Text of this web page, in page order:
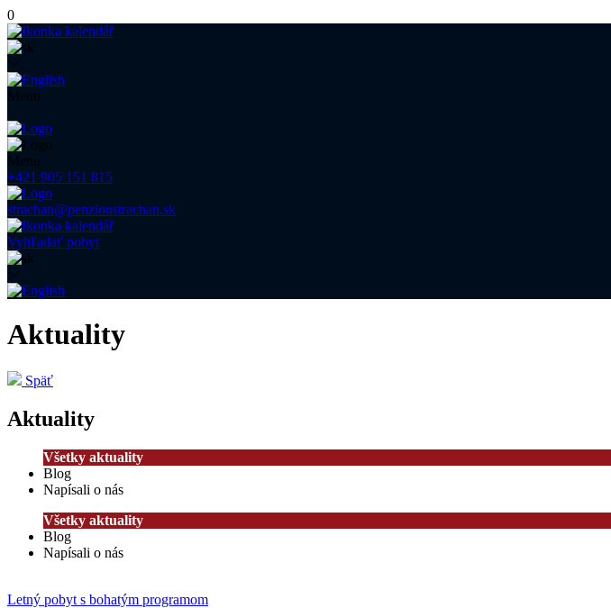
0
Menu
Menu
+421 905 151 815
strachan@penzionstrachan.sk
Vyhľadať pobyt
Aktuality
Späť
Aktuality
Všetky aktuality
Blog
Napísali o nás
Všetky aktuality
Blog
Napísali o nás
Letný pobyt s bohatým programom